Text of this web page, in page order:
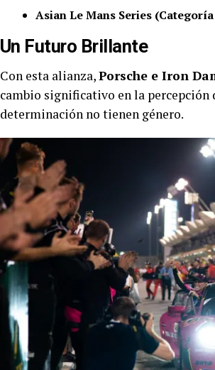
Asian Le Mans Series
Un Futuro Brillante
Con esta alianza,Porsche e Iron
cambio significativo en la
determinación no tienen género.